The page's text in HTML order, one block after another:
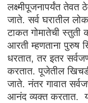
लक्ष्मीपूजनापर्यंत तेवत
जाते. सर्व घरातील
टाकत गोमातेची स्तुती
आरती म्हणताना पुरुष
धरतात, तर इतर
करतात. पूजेतील
जाते. नंतर गावात
आनंद व्यक्त करतात.